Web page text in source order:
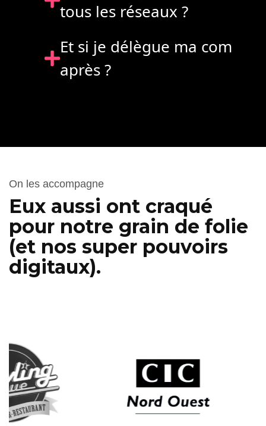
tous les réseaux ?
Et si je délègue ma com
après ?
On les accompagne
Eux aussi ont craqué
pour notre grain de folie
(et nos super pouvoirs
digitaux).